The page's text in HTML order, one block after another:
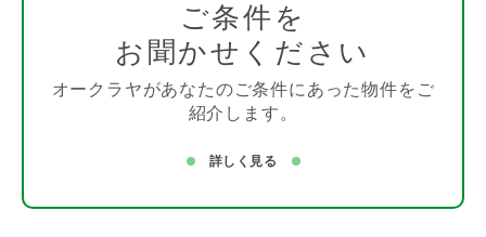
ご条件を
お聞かせください
オークラヤがあなたのご条件にあった物件をご
紹介します。
詳しく見る